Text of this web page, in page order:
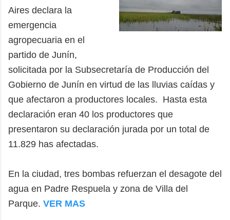
Aires declara la
emergencia
agropecuaria en el
partido de Junín,
solicitada por la Subsecretaría de Producción del
Gobierno de Junín en virtud de las lluvias caídas y
que afectaron a productores locales. Hasta esta
declaración eran 40 los productores que
presentaron su declaración jurada por un total de
11.829 has afectadas.
En la ciudad, tres bombas refuerzan el desagote del
agua en Padre Respuela y zona de Villa del
Parque. VER MAS